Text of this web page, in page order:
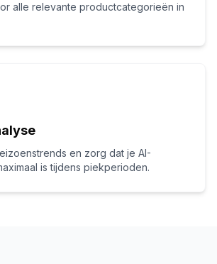
alle relevante productcategorieën in
en zorg dat je AI-
is tijdens piekperioden.